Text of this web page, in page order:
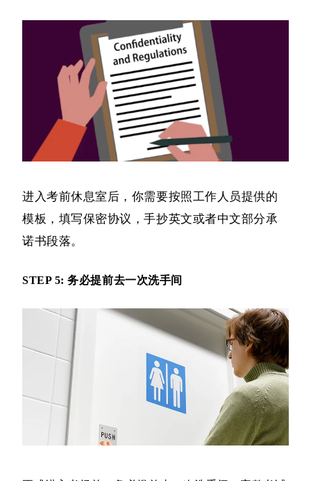
进入考前休息室后，你需要按照工作人员提供的
模板，填写保密协议，手抄英文或者中文部分承
诺书段落。
STEP 5: 务必提前去一次洗手间